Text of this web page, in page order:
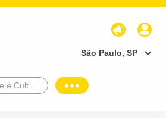
São Paulo, SP